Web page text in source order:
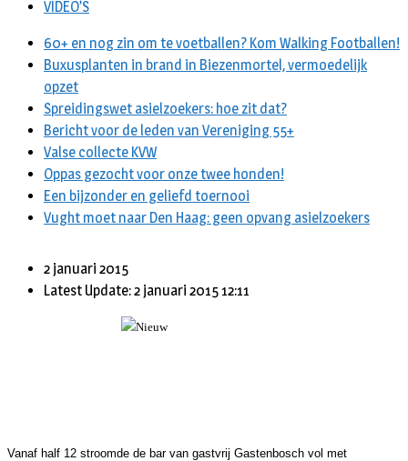
VIDEO’S
60+ en nog zin om te voetballen? Kom Walking Footballen!
Buxusplanten in brand in Biezenmortel, vermoedelijk
opzet
Spreidingswet asielzoekers: hoe zit dat?
Bericht voor de leden van Vereniging 55+
Valse collecte KVW
Oppas gezocht voor onze twee honden!
Een bijzonder en geliefd toernooi
Vught moet naar Den Haag: geen opvang asielzoekers
2 januari 2015
Latest Update: 2 januari 2015 12:11
Vanaf half 12 stroomde de bar van gastvrij Gastenbosch vol met